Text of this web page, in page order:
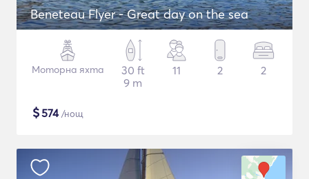
Beneteau Flyer - Great day on the sea
Моторна яхта
30 ft
9 m
11 2 2
$574/нощ